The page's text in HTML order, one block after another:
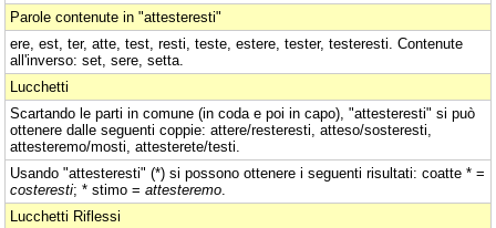
Parole contenute in "attesteresti"
ere, est, ter, atte, test, resti, teste, estere, tester, testeresti. Contenute
all'inverso: set, sere, setta.
Lucchetti
Scartando le parti in comune (in coda e poi in capo), "attesteresti" si può
ottenere dalle seguenti coppie: attere/resteresti, atteso/sosteresti,
attesteremo/mosti, attesterete/testi.
Usando "attesteresti" (*) si possono ottenere i seguenti risultati: coatte * =
costeresti; * stimo = attesteremo
Lucchetti Riflessi